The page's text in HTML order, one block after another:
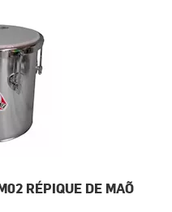
RÉPIQUE DE MAÕ